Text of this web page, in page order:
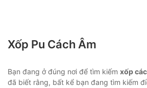
Xốp Pu Cách Âm
Bạn đang ở đúng nơi để tìm kiếm xốp
đã biết rằng, bất kể bạn đang tìm kiếm